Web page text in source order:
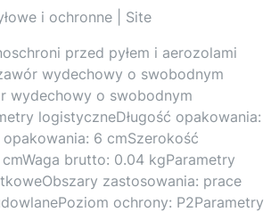
i ochronne | Site
przed pyłem i aerozolami
wydechowy o swobodnym
wydechowy o swobodnym
logistyczneDługość opakowania:
6 cmSzerokość
brutto: 0.04 kgParametry
zastosowania: prace
ochrony: P2Parametry